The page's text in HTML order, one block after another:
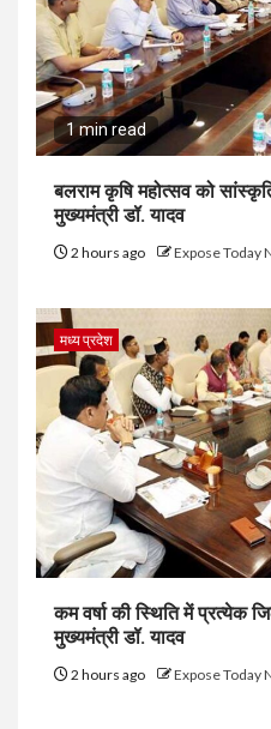
1 min read
बलराम कृषि महोत्सव को
मुख्यमंत्री डॉ. यादव
2 hours ago Expose Today
मध्य प्रदेश
कम वर्षा की स्थिति में प्रत्येक
मुख्यमंत्री डॉ. यादव
2 hours ago Expose Today